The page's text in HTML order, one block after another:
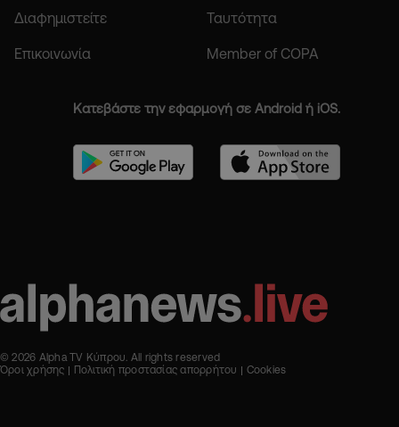
Διαφημιστείτε Ταυτότητα
Επικοινωνία Member of COPA
Κατεβάστε την εφαρμογή σε Android ή iOS.
© 2026 Alpha TV Κύπρου. All rights reserved
Όροι χρήσης
Πολιτική προστασίας απορρήτου Cookies